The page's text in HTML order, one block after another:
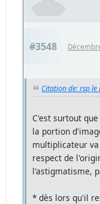
#3548
Citation de: rsp
C'est surtout
la portion
multiplicateur
respect de
l'astigmatisme,
* dès lors qu'il